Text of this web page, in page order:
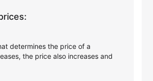
determines the price of a
the price also increases and